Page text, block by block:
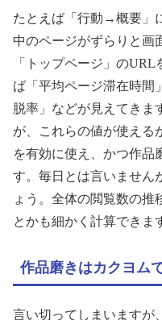
たとえば「行動→概要」
中のページがずらりと画
「トップページ」の
ば「平均ページ滞在時間
脱率」などが見えてきま
が、これらの値が使える
を有効に使え、かつ作品
す。毎日とは言いません
ょう。全体の閲覧数の
とかも細かく計算できま
作品磨きはカクヨム
言い切ってしまいますが